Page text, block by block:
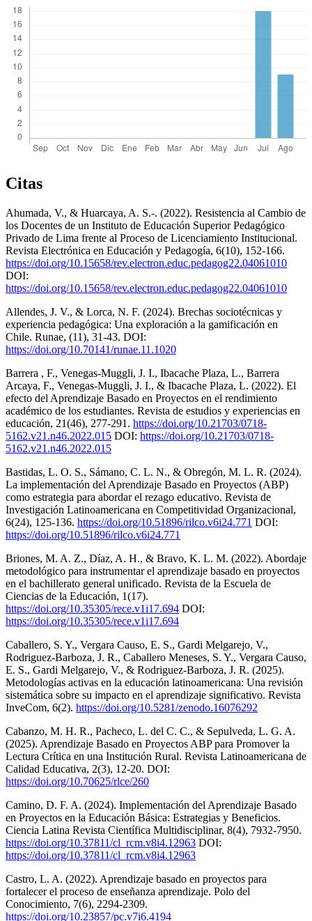
Citas
Ahumada, V., & Huarcaya, A. S.-. (2022). Resistencia al Cambio de
los Docentes de un Instituto de Educación Superior Pedagógico
Privado de Lima frente al Proceso de Licenciamiento Institucional.
Revista Electrónica en Educación y Pedagogía, 6(10), 152-166.
https://doi.org/10.15658/rev.electron.educ.pedagog22.04061010
DOI:
https://doi.org/10.15658/rev.electron.educ.pedagog22.04061010
Allendes, J. V., & Lorca, N. F. (2024). Brechas sociotécnicas y
experiencia pedagógica: Una exploración a la gamificación en
Chile. Runae, (11), 31-43. DOI:
https://doi.org/10.70141/runae.11.1020
Barrera , F., Venegas-Muggli, J. I., Ibacache Plaza, L., Barrera
Arcaya, F., Venegas-Muggli, J. I., & Ibacache Plaza, L. (2022). El
efecto del Aprendizaje Basado en Proyectos en el rendimiento
académico de los estudiantes. Revista de estudios y experiencias en
educación, 21(46), 277-291. https://doi.org/10.21703/0718-
5162.v21.n46.2022.015 DOI: https://doi.org/10.21703/0718-
5162.v21.n46.2022.015
Bastidas, L. O. S., Sámano, C. L. N., & Obregón, M. L. R. (2024).
La implementación del Aprendizaje Basado en Proyectos (ABP)
como estrategia para abordar el rezago educativo. Revista de
Investigación Latinoamericana en Competitividad Organizacional,
6(24), 125-136. https://doi.org/10.51896/rilco.v6i24.771 DOI:
https://doi.org/10.51896/rilco.v6i24.771
Briones, M. A. Z., Díaz, A. H., & Bravo, K. L. M. (2022). Abordaje
metodológico para instrumentar el aprendizaje basado en proyectos
en el bachillerato general unificado. Revista de la Escuela de
Ciencias de la Educación, 1(17).
https://doi.org/10.35305/rece.v1i17.694 DOI:
https://doi.org/10.35305/rece.v1i17.694
Caballero, S. Y., Vergara Causo, E. S., Gardi Melgarejo, V.,
Rodriguez-Barboza, J. R., Caballero Meneses, S. Y., Vergara Causo,
E. S., Gardi Melgarejo, V., & Rodriguez-Barboza, J. R. (2025).
Metodologías activas en la educación latinoamericana: Una revisión
sistemática sobre su impacto en el aprendizaje significativo. Revista
InveCom, 6(2). https://doi.org/10.5281/zenodo.16076292
Cabanzo, M. H. R., Pacheco, L. del C. C., & Sepulveda, L. G. A.
(2025). Aprendizaje Basado en Proyectos ABP para Promover la
Lectura Crítica en una Institución Rural. Revista Latinoamericana de
Calidad Educativa, 2(3), 12-20. DOI:
https://doi.org/10.70625/rlce/260
Camino, D. F. A. (2024). Implementación del Aprendizaje Basado
en Proyectos en la Educación Básica: Estrategias y Beneficios.
Ciencia Latina Revista Científica Multidisciplinar, 8(4), 7932-7950.
https://doi.org/10.37811/cl_rcm.v8i4.12963 DOI:
https://doi.org/10.37811/cl_rcm.v8i4.12963
Castro, L. A. (2022). Aprendizaje basado en proyectos para
fortalecer el proceso de enseñanza aprendizaje. Polo del
Conocimiento, 7(6), 2294-2309.
https://doi.org/10.23857/pc.v7i6.4194